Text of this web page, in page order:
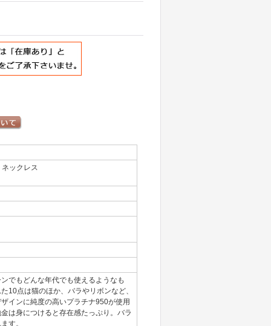
ックレス
でもどんな年代でも使えるようなも
10点は猫のほか、バラやリボンなど、
インに純度の高いプラチナ950が使用
は身につけると存在感たっぷり。バラ
す。